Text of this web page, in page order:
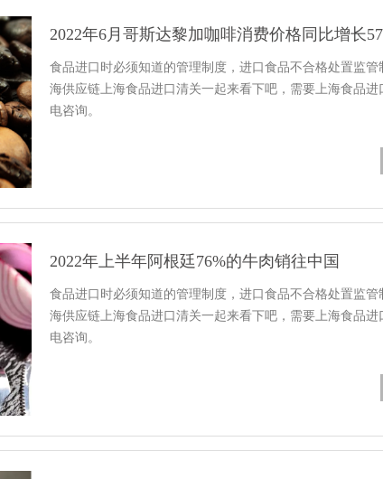
2022年6月哥斯达黎加咖啡消费价格同比增长
食品进口时必须知道的管理制度，进口食品不合格处置监管
海供应链上海食品进口清关一起来看下吧，需要上海食品进
电咨询。
2022年上半年阿根廷76%的牛肉销往中国
食品进口时必须知道的管理制度，进口食品不合格处置监管
海供应链上海食品进口清关一起来看下吧，需要上海食品进
电咨询。